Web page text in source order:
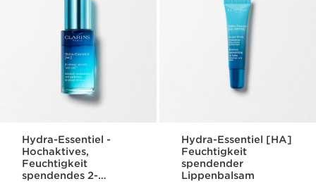
Hydra-Essentiel -
Hochaktives,
Feuchtigkeit
spendendes 2-
Hydra-Essentiel [HA]
Feuchtigkeit
spendender
Lippenbalsam